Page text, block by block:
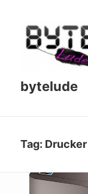
bytelude
Tag: Drucker